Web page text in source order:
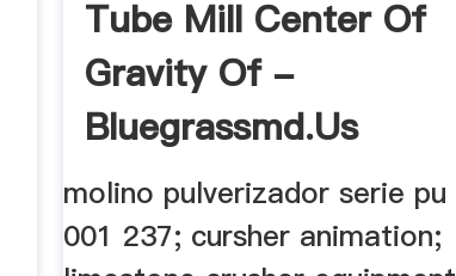
Tube Mill Center Of
Gravity Of -
Bluegrassmd.us
molino pulverizador serie pu
001 237; cursher animation;